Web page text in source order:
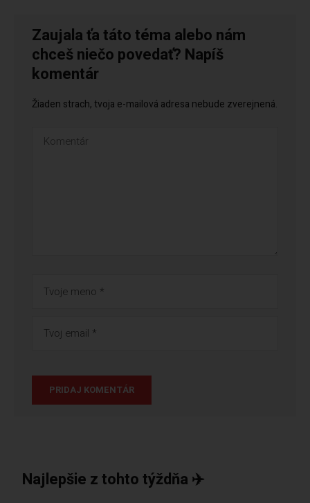
Zaujala ťa táto téma alebo nám
chceš niečo povedať? Napíš
komentár
Žiaden strach, tvoja e-mailová adresa nebude zverejnená.
Najlepšie z tohto týždňa ✈️